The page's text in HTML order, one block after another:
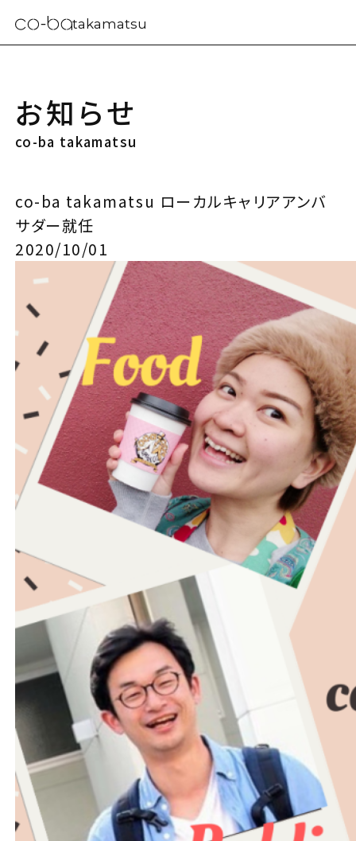
takamatsu
お知らせ
co-ba takamatsu
co-ba takamatsu ローカルキャリアアンバ
サダー就任
2020/10/01